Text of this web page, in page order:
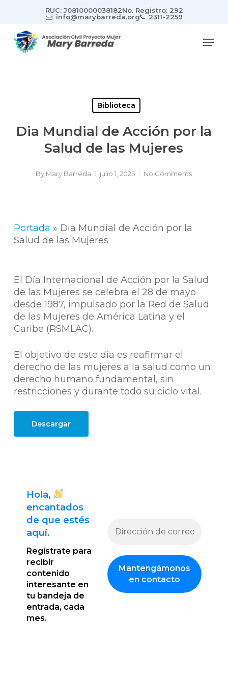
main
content
RUC: J0810000038182No. Registro: 292
info@marybarreda.org
2311-2259
Biblioteca
Dia Mundial de Acción por la
Salud de las Mujeres
By Mary Barreda julio 1, 2025 No Comments
Portada » Dia Mundial de Acción por la
Salud de las Mujeres
El Día Internacional de Acción por la Salud
de las Mujeres se celebra el 28 de mayo
desde 1987, impulsado por la Red de Salud
de las Mujeres de América Latina y el
Caribe (RSMLAC).
El objetivo de este día es reafirmar el
derecho de las mujeres a la salud como un
derecho humano fundamental, sin
restricciones y durante todo su ciclo vital.
Descargar
Hola,
encantados
de que estés
aquí.
Regístrate para
recibir
contenido
interesante en
tu bandeja de
entrada, cada
mes.